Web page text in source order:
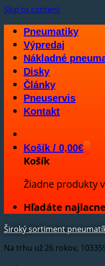
Skip to content
Pneumatiky
Výpredaj
Nákladné
Disky
Články
Pneuservis
Kontakt
Košík / 0,00€
Košík
Žiadne produkty
Hľadáte
Široký sortiment
Na trhu už 26 rokov,